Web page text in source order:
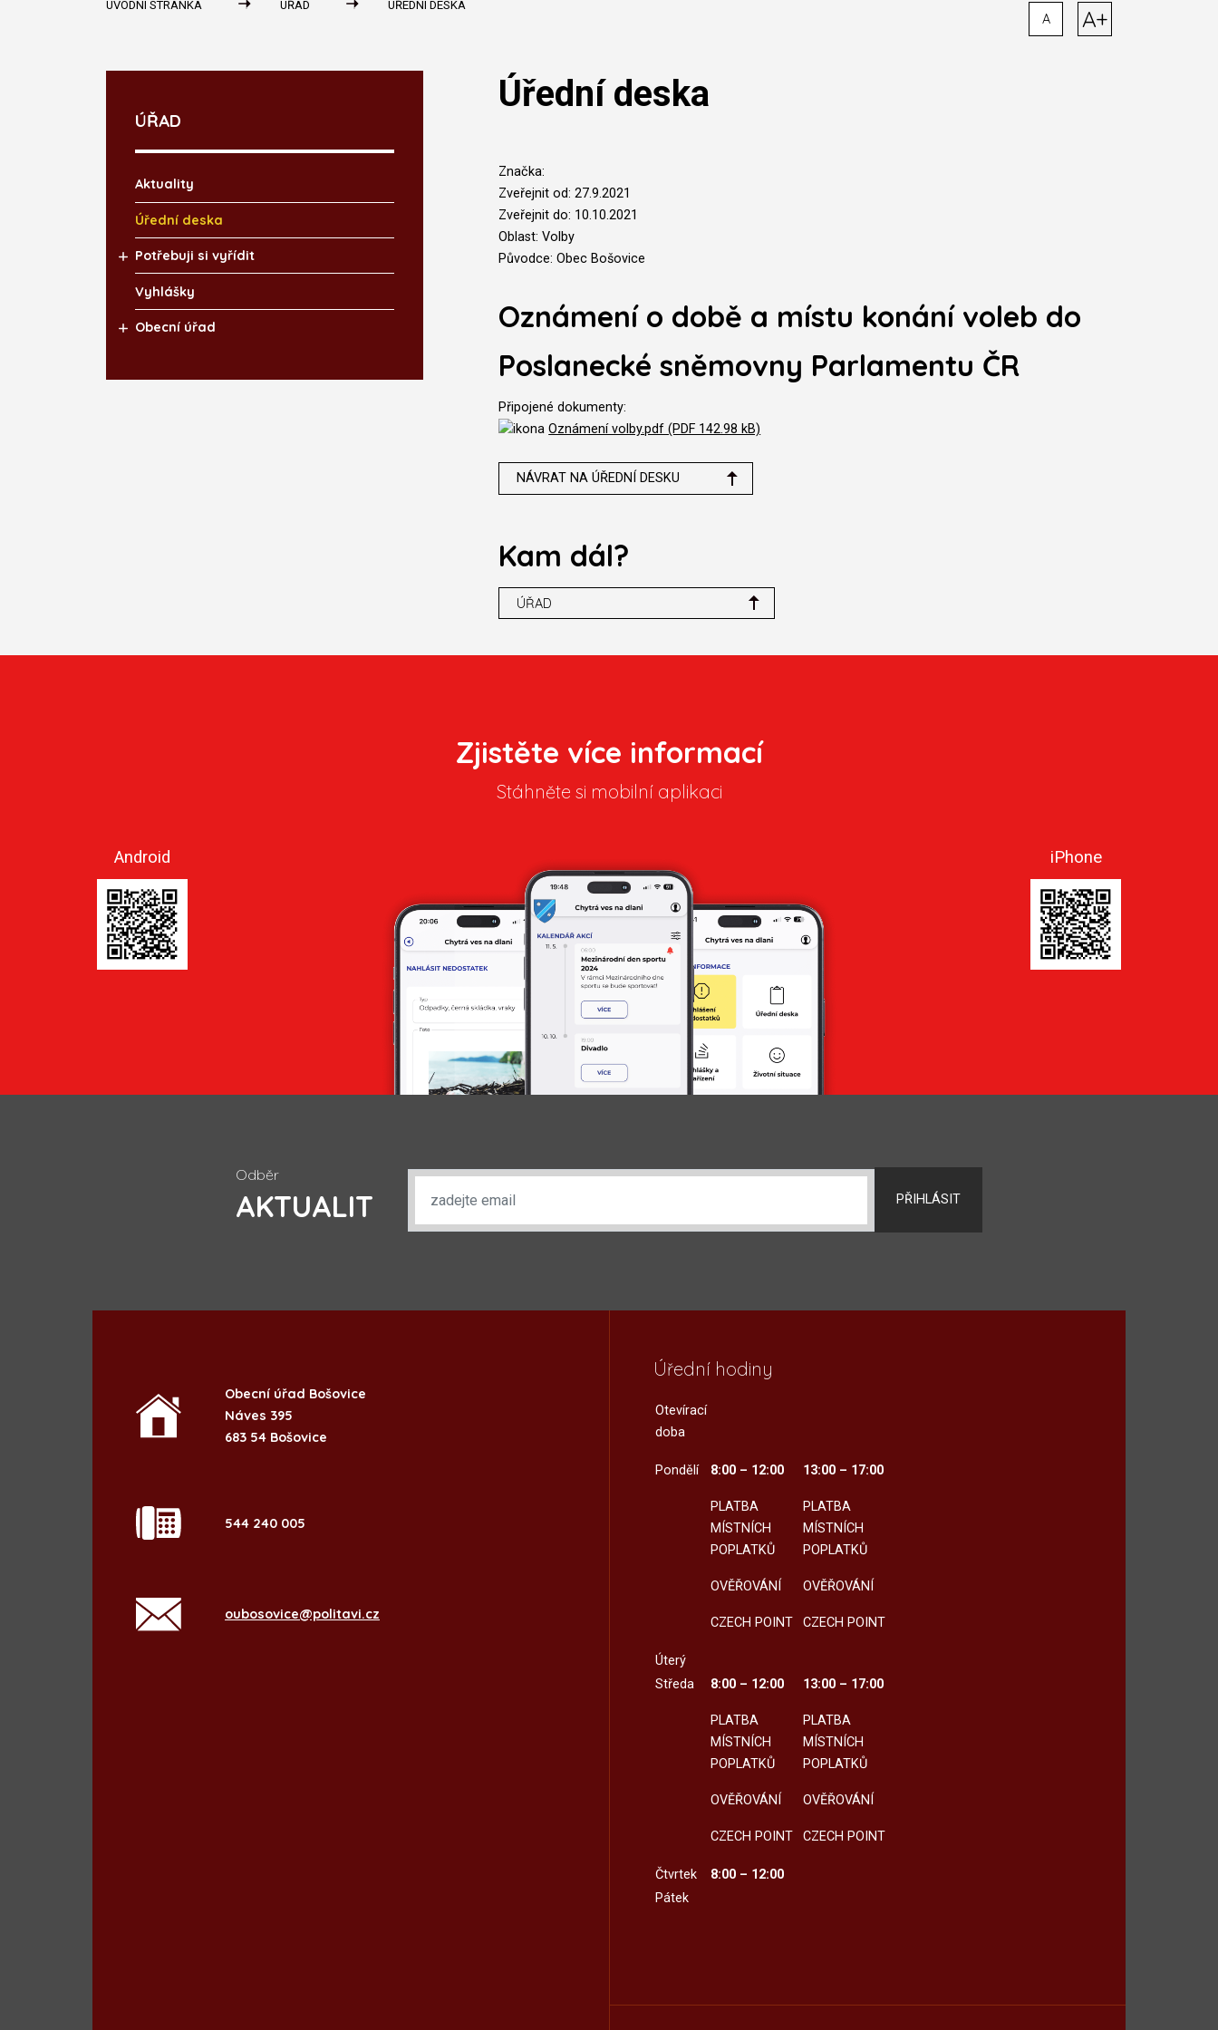
ÚVODNÍ STRÁNKA ÚŘAD ÚŘEDNÍ DESKA
A A+
Úřední deska
Značka:
Zveřejnit od: 27.9.2021
Zveřejnit do: 10.10.2021
Oblast: Volby
Původce: Obec Bošovice
Oznámení o době a místu konání voleb do
Poslanecké sněmovny Parlamentu ČR
Připojené dokumenty:
Oznámení volby.pdf (PDF 142.98 kB)
NÁVRAT NA ÚŘEDNÍ DESKU
Kam dál?
ÚŘAD
ÚŘAD
Aktuality
Úřední deska
Potřebuji si vyřídit
Vyhlášky
Obecní úřad
Zjistěte více informací
Stáhněte si mobilní aplikaci
Android iPhone
Odběr
AKTUALIT PŘIHLÁSIT
Obecní úřad Bošovice
Náves 395
683 54 Bošovice
544 240 005
oubosovice@politavi.cz
Úřední hodiny
Otevírací
doba
Pondělí 8:00 – 12:00
PLATBA
MÍSTNÍCH
POPLATKŮ
OVĚŘOVÁNÍ
CZECH POINT
13:00 – 17:00
PLATBA
MÍSTNÍCH
POPLATKŮ
OVĚŘOVÁNÍ
CZECH POINT
Úterý
Středa
8:00 – 12:00
PLATBA
MÍSTNÍCH
POPLATKŮ
OVĚŘOVÁNÍ
CZECH POINT
13:00 – 17:00
PLATBA
MÍSTNÍCH
POPLATKŮ
OVĚŘOVÁNÍ
CZECH POINT
Čtvrtek
8:00 – 12:00
Pátek